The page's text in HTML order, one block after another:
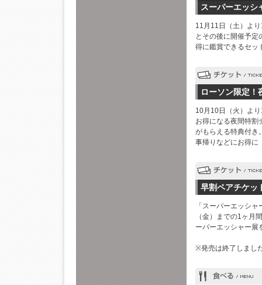
スーパーエッシ
11月11日（土）よ
とその後に開催予
得に鑑賞できるセッ
ローソン限定！
10月10日（火）よ
お得になる夜間特割
がもらえる特典付き
事帰りなどにお得に
早割ペアチケッ
「スーパーエッシ
（金）までの1ヶ
ーパーエッシャー展
※発売は終了しまし